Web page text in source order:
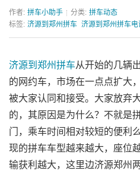
作者: 拼车小助手 分类: 拼车动态
标签: 济源到郑州拼车 济源到郑州拼车电
济源到郑州拼车从开始的几辆
的网约车，市场在一点点扩大
被大家认同和接受。大家放弃
的，其原因是为什么？不就是
门，乘车时间相对较短的便利
现的拼车车型越来越大，座位
输获利越大，这里边济源郑州